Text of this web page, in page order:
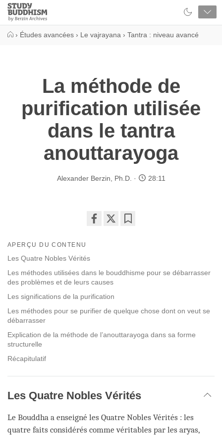
Close
Study
Buddhism
Home
› Études avancées › Le vajrayana › Tantra : niveau avancé
La méthode de
purification utilisée
dans le tantra
anouttarayoga
Alexander Berzin, Ph.D. 28:11
APERÇU DU CONTENU
Les Quatre Nobles Vérités
Les méthodes utilisées dans le bouddhisme pour se débarrasser
des problèmes et de leurs causes
Les significations de la purification
Les méthodes pour se purifier de quelque chose dont on veut se
débarrasser
Explication de la méthode de l’anouttarayoga dans sa forme
structurelle
Récapitulatif
Les Quatre Nobles Vérités
Le Bouddha a enseigné les Quatre Nobles Vérités : les
quatre faits considérés comme véritables par les aryas,